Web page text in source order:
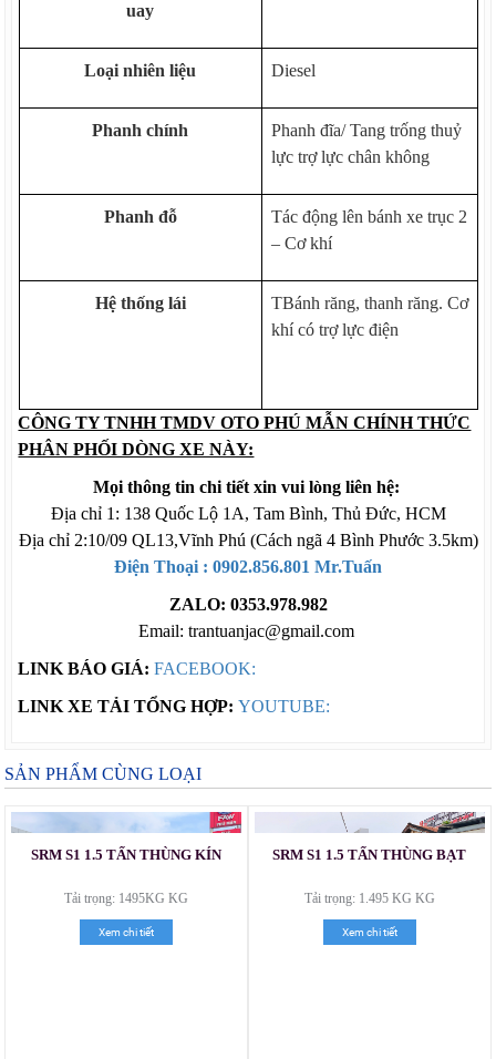
uay
Loại nhiên liệu Diesel
Phanh chính
Phanh đĩa/ Tang trống thuỷ
lực trợ lực chân không
Phanh đỗ
Tác động lên bánh xe trục 2
– Cơ khí
Hệ thống lái
TBánh răng, thanh răng. Cơ
khí có trợ lực điện
CÔNG TY TNHH TMDV OTO PHÚ MẪN CHÍNH THỨC
PHÂN PHỐI DÒNG XE NÀY:
Mọi thông tin chi tiết xin vui lòng liên hệ:
Địa chỉ 1: 138 Quốc Lộ 1A, Tam Bình, Thủ Đức, HCM
Địa chỉ 2:10/09 QL13,Vĩnh Phú (Cách ngã 4 Bình Phước 3.5km)
Điện Thoại : 0902.856.801 Mr.Tuấn
ZALO: 0353.978.982
Email: trantuanjac@gmail.com
LINK BÁO GIÁ: FACEBOOK:
LINK XE TẢI TỔNG HỢP: YOUTUBE:
SẢN PHẨM CÙNG LOẠI
SRM S1 1.5 TẤN THÙNG KÍN
Tải trọng: 1495KG KG
Xem chi tiết
SRM S1 1.5 TẤN THÙNG BẠT
Tải trọng: 1.495 KG KG
Xem chi tiết